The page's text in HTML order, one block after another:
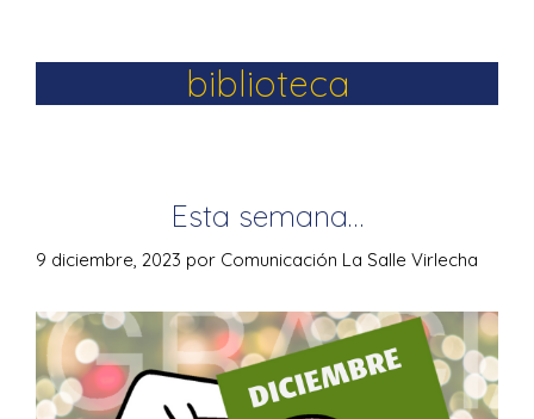
biblioteca
Esta semana…
9 diciembre, 2023 por Comunicación La Salle Virlecha